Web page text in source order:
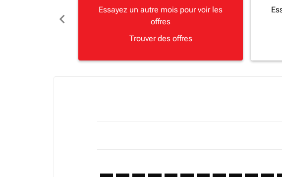
chevron_left
Essayez un autre mois pour voir les
offres
Trouver des offres